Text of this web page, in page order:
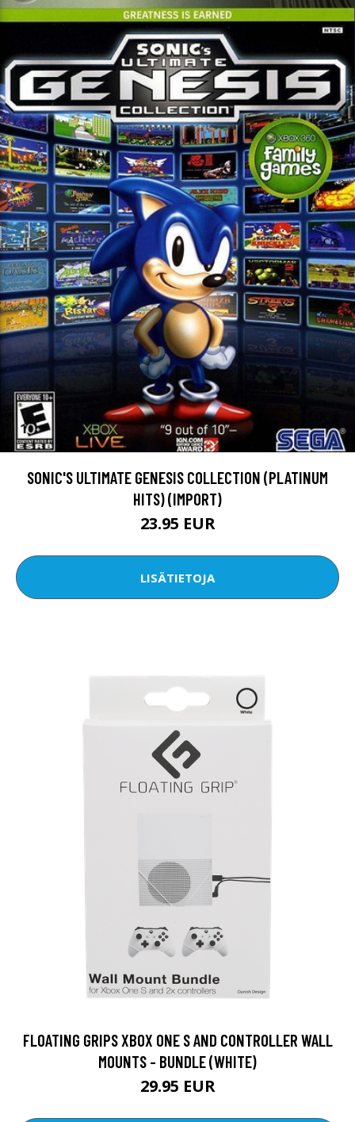
SONIC'S ULTIMATE GENESIS COLLECTION (PLATINUM
HITS) (IMPORT)
23.95 EUR
LISÄTIETOJA
FLOATING GRIPS XBOX ONE S AND CONTROLLER WALL
MOUNTS - BUNDLE (WHITE)
29.95 EUR